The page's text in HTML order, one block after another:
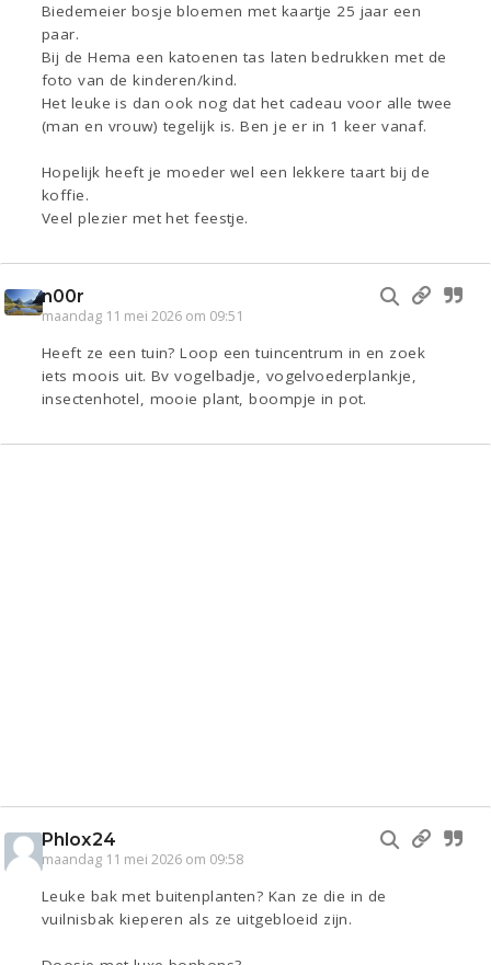
Biedemeier bosje bloemen met kaartje 25 jaar een
paar.
Bij de Hema een katoenen tas laten bedrukken met de
foto van de kinderen/kind.
Het leuke is dan ook nog dat het cadeau voor alle twee
(man en vrouw) tegelijk is. Ben je er in 1 keer vanaf.
Hopelijk heeft je moeder wel een lekkere taart bij de
koffie.
Veel plezier met het feestje.
n00r
maandag 11 mei 2026 om 09:51
Heeft ze een tuin? Loop een tuincentrum in en zoek
iets moois uit. Bv vogelbadje, vogelvoederplankje,
insectenhotel, mooie plant, boompje in pot.
Phlox24
maandag 11 mei 2026 om 09:58
Leuke bak met buitenplanten? Kan ze die in de
vuilnisbak kieperen als ze uitgebloeid zijn.